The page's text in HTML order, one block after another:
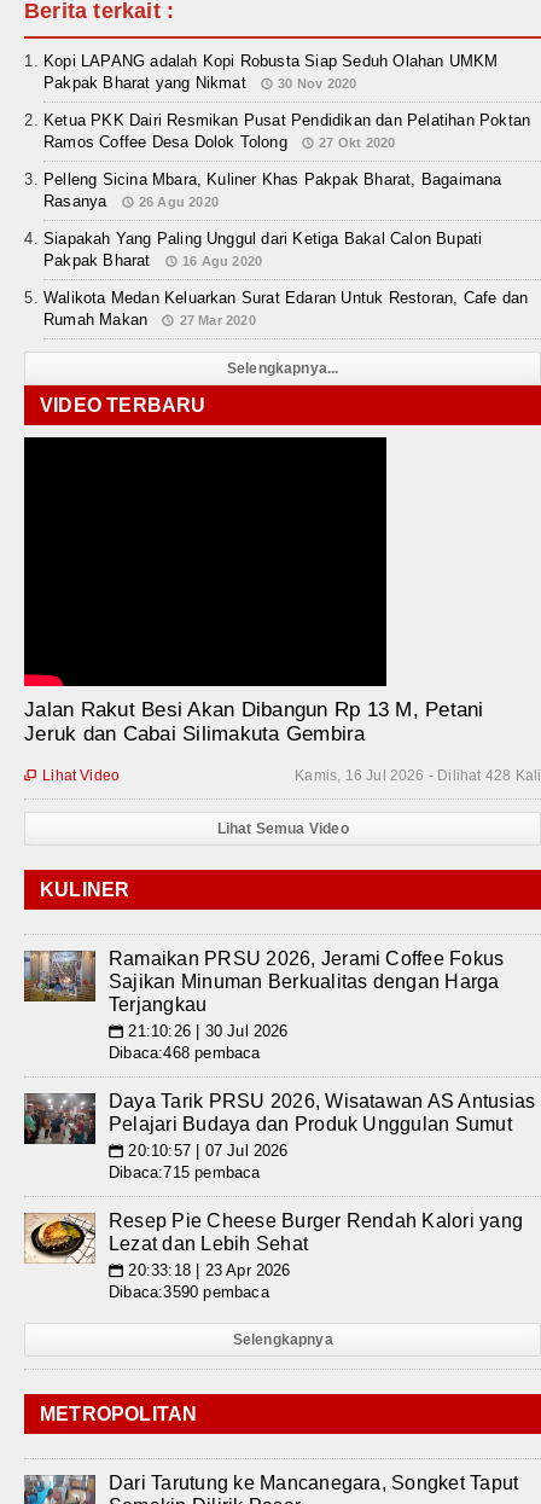
Berita terkait :
Kopi LAPANG adalah Kopi Robusta Siap Seduh Olahan UMKM
Pakpak Bharat yang Nikmat
30 Nov 2020
Ketua PKK Dairi Resmikan Pusat Pendidikan dan Pelatihan Poktan
Ramos Coffee Desa Dolok Tolong
27 Okt 2020
Pelleng Sicina Mbara, Kuliner Khas Pakpak Bharat, Bagaimana
Rasanya
26 Agu 2020
Siapakah Yang Paling Unggul dari Ketiga Bakal Calon Bupati
Pakpak Bharat
16 Agu 2020
Walikota Medan Keluarkan Surat Edaran Untuk Restoran, Cafe dan
Rumah Makan
27 Mar 2020
Selengkapnya...
VIDEO TERBARU
Jalan Rakut Besi Akan Dibangun Rp 13 M, Petani
Jeruk dan Cabai Silimakuta Gembira
Kamis, 16 Jul 2026 - Dilihat 428 Kali
 Lihat Video
Lihat Semua Video
KULINER
Ramaikan PRSU 2026, Jerami Coffee Fokus
Sajikan Minuman Berkualitas dengan Harga
Terjangkau
📅 21:10:26 | 30 Jul 2026
Dibaca:468 pembaca
Daya Tarik PRSU 2026, Wisatawan AS Antusias
Pelajari Budaya dan Produk Unggulan Sumut
📅 20:10:57 | 07 Jul 2026
Dibaca:715 pembaca
Resep Pie Cheese Burger Rendah Kalori yang
Lezat dan Lebih Sehat
📅 20:33:18 | 23 Apr 2026
Dibaca:3590 pembaca
Selengkapnya
METROPOLITAN
Dari Tarutung ke Mancanegara, Songket Taput